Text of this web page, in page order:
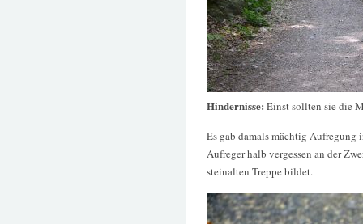
Hindernisse: Einst sollten sie die
Es gab damals mächtig Aufregung
Aufreger halb vergessen an der
steinalten Treppe bildet.